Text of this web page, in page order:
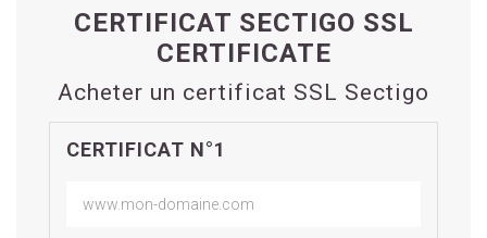
CERTIFICAT SECTIGO SSL
CERTIFICATE
Acheter un certificat SSL Sectigo
CERTIFICAT N°1